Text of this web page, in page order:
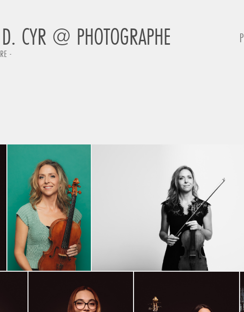
CYR @ PHOTOGRAPHE
-